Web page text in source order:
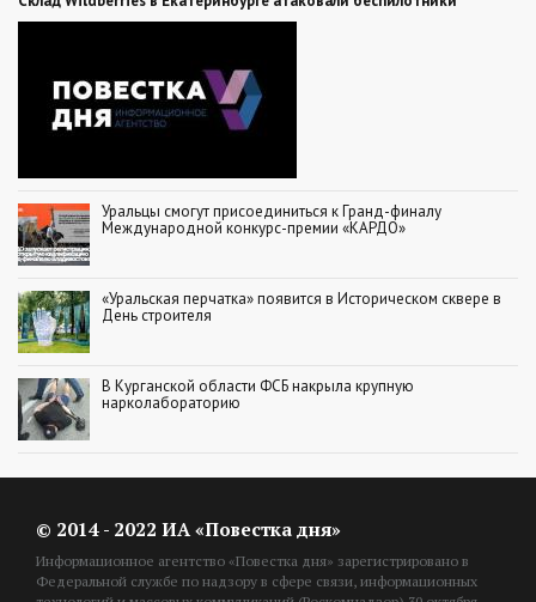
Уральцы смогут присоединиться к Гранд-финалу
Международной конкурс-премии «КАРДО»
«Уральская перчатка» появится в Историческом сквере в
День строителя
В Курганской области ФСБ накрыла крупную
нарколабораторию
© 2014 - 2022 ИА «Повестка дня»
Информационное агентство «Повестка дня» зарегистрировано в
Федеральной службе по надзору в сфере связи, информационных